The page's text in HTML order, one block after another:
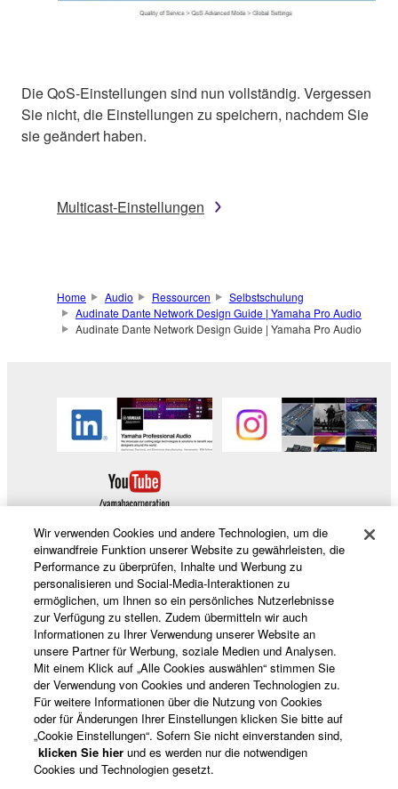
Die QoS-Einstellungen sind nun vollständig. Vergessen
Sie nicht, die Einstellungen zu speichern, nachdem Sie
sie geändert haben.
Multicast-Einstellungen
Home Audio Ressourcen
Selbstschulung
Audinate Dante Network Design Guide | Yamaha Pro Audio
Audinate Dante Network Design Guide | Yamaha Pro Audio
Produkte und Lösungen
News
Über Yamaha
Wir verwenden Cookies und andere Technologien, um die
einwandfreie Funktion unserer Website zu gewährleisten, die
Performance zu überprüfen, Inhalte und Werbung zu
personalisieren und Social-Media-Interaktionen zu
ermöglichen, um Ihnen so ein persönliches Nutzerlebnisse
zur Verfügung zu stellen. Zudem übermitteln wir auch
Informationen zu Ihrer Verwendung unserer Website an
unsere Partner für Werbung, soziale Medien und Analysen.
Mit einem Klick auf „Alle Cookies auswählen“ stimmen Sie
der Verwendung von Cookies und anderen Technologien zu.
Für weitere Informationen über die Nutzung von Cookies
oder für Änderungen Ihrer Einstellungen klicken Sie bitte auf
„Cookie Einstellungen“. Sofern Sie nicht einverstanden sind,
klicken Sie hier und es werden nur die notwendigen
Cookies und Technologien gesetzt.